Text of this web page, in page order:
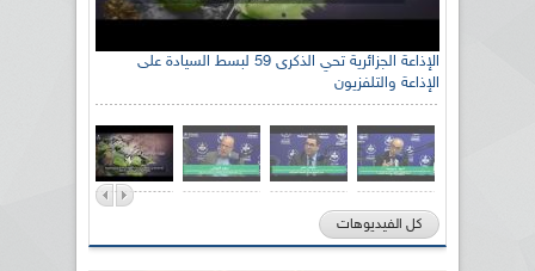
الإذاعة الجزائرية تحي الذكرى 59 لبسط السيادة على
الإذاعة والتلفزيون
كل الفيديوهات